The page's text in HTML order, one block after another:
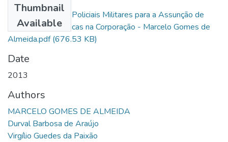
Thumbnail
Available
Especialização de Policiais Militares para a Assunção de
Funções Estratégicas na Corporação - Marcelo Gomes de
Almeida.pdf(676.53 KB)
Date
2013
Authors
MARCELO GOMES DE ALMEIDA
Durval Barbosa de Araújo
Virgílio Guedes da Paixão